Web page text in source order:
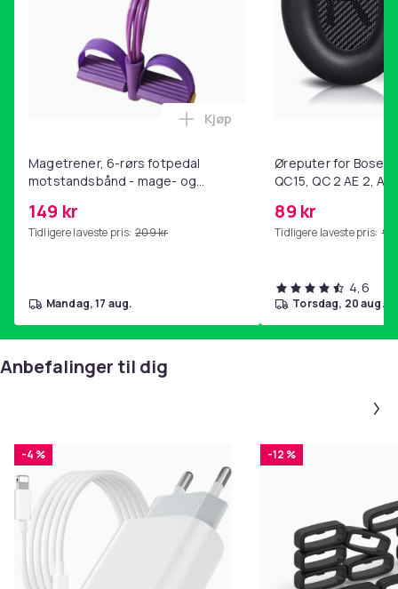
Magetrener, 6-rørs fotpedal
motstandsbånd - mage- og
hjemmegymnastikk Purple
149 kr
Tidligere laveste pris: 209 kr
Legg Magetrener, 6-rørs
Kjøp
mandag, 17 aug.
Øreputer for Bose
QC15, QC 2 AE 2, AE
89 kr
Tidligere laveste pris: 99
4,6
torsdag, 20 aug.
Anbefalinger til dig
-4 % -12 %